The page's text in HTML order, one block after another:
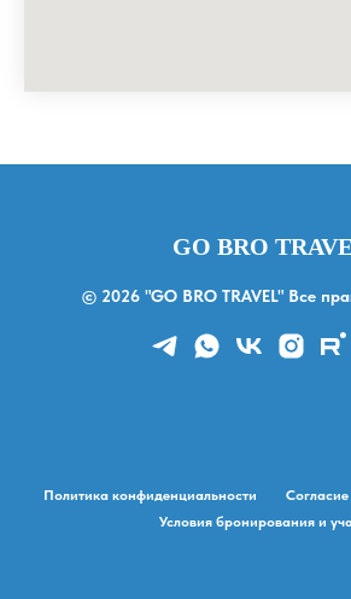
GO BRO
© 2026 "GO BRO TRAVEL" Все
Политика конфиденциальности
Условия бронирования и